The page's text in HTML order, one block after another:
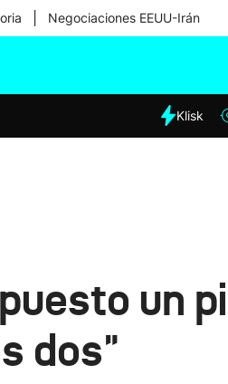
Negociaciones EEUU-Irán
Klisk
un
dos"